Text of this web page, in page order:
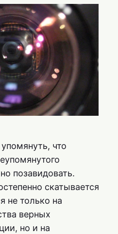
что
позавидовать.
скатывается
не только на
верных
но и на